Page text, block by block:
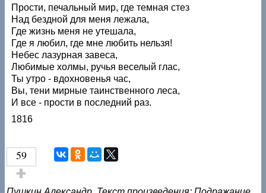
Прости, печальный мир, где темная стез
Над бездной для меня лежала,
Где жизнь меня не утешала,
Где я любил, где мне любить нельзя!
Небес лазурная завеса,
Любимые холмы, ручья веселый глас,
Ты утро - вдохновенья час,
Вы, тени мирные таинственного леса,
И все - прости в последний раз.
1816
59
Голос за!